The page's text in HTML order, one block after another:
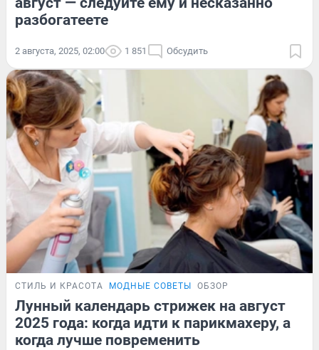
разбогатеете
2 августа, 2025, 02:00 1 851 Обсудить
СТИЛЬ И КРАСОТА МОДНЫЕ СОВЕТЫ ОБЗОР
Лунный календарь стрижек на август
2025 года: когда идти к парикмахеру, а
когда лучше повременить